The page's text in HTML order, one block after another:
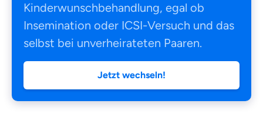
Kinderwunschbehandlung, egal ob
Insemination oder ICSI-Versuch und das
selbst bei unverheirateten Paaren.
Jetzt wechseln!